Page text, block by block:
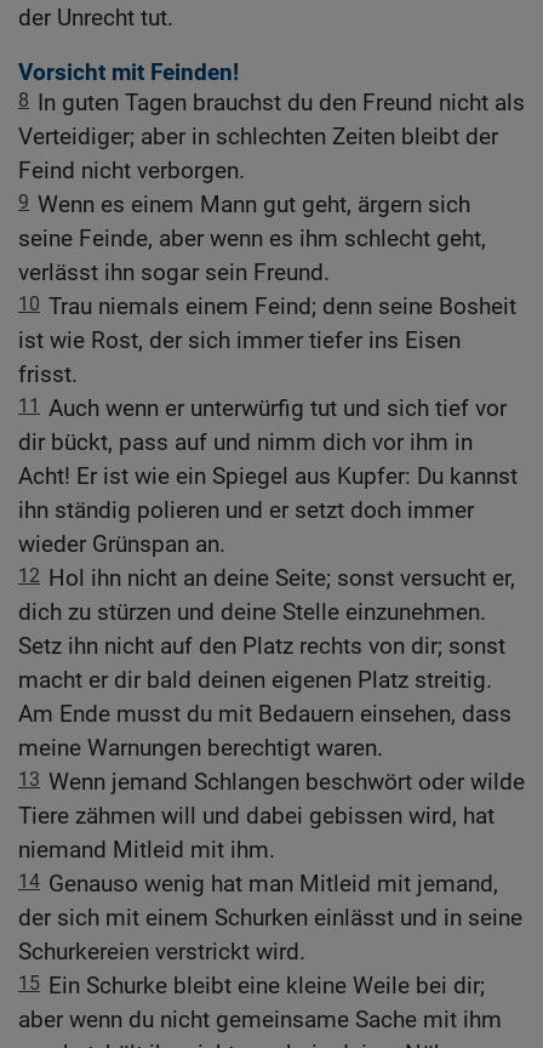
der Unrecht tut.
Vorsicht mit Feinden!
8 In guten Tagen brauchst du den Freund nicht als
Verteidiger; aber in schlechten Zeiten bleibt der
Feind nicht verborgen.
9 Wenn es einem Mann gut geht, ärgern sich
seine Feinde, aber wenn es ihm schlecht geht,
verlässt ihn sogar sein Freund.
10 Trau niemals einem Feind; denn seine Bosheit
ist wie Rost, der sich immer tiefer ins Eisen
frisst.
11 Auch wenn er unterwürfig tut und sich tief vor
dir bückt, pass auf und nimm dich vor ihm in
Acht! Er ist wie ein Spiegel aus Kupfer: Du kannst
ihn ständig polieren und er setzt doch immer
wieder Grünspan an.
12 Hol ihn nicht an deine Seite; sonst versucht er,
dich zu stürzen und deine Stelle einzunehmen.
Setz ihn nicht auf den Platz rechts von dir; sonst
macht er dir bald deinen eigenen Platz streitig.
Am Ende musst du mit Bedauern einsehen, dass
meine Warnungen berechtigt waren.
13 Wenn jemand Schlangen beschwört oder wilde
Tiere zähmen will und dabei gebissen wird, hat
niemand Mitleid mit ihm.
14 Genauso wenig hat man Mitleid mit jemand,
der sich mit einem Schurken einlässt und in seine
Schurkereien verstrickt wird.
15 Ein Schurke bleibt eine kleine Weile bei dir;
aber wenn du nicht gemeinsame Sache mit ihm